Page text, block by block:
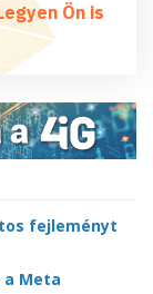
Ön is
fejleményt
Meta